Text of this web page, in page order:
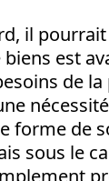
il
est
de la
forme de
sous le